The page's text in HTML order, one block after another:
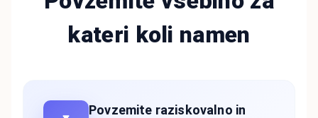
kateri koli namen
Povzemite raziskovalno in